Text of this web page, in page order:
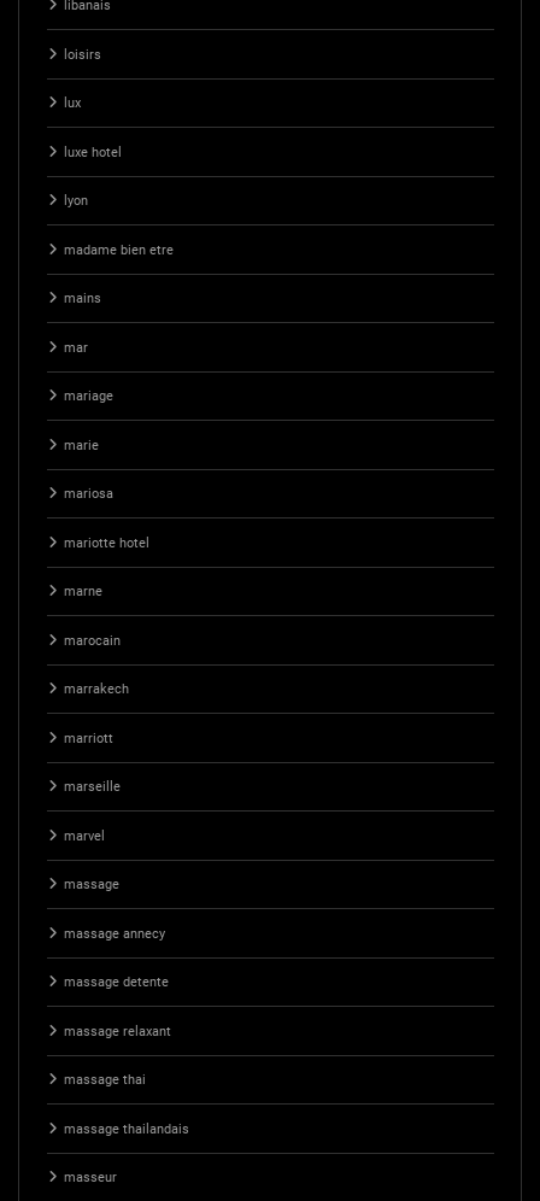
libanais
loisirs
lux
luxe hotel
lyon
madame bien etre
mains
mar
mariage
marie
mariosa
mariotte hotel
marne
marocain
marrakech
marriott
marseille
marvel
massage
massage annecy
massage detente
massage relaxant
massage thai
massage thailandais
masseur